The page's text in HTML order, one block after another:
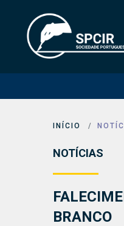
INÍCIO
NOTÍCIAS
BRANCO